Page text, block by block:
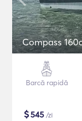
Compass
Barcă rapidă
$545 /zi